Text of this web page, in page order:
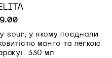
sour, у якому поєднали
манго та легкою
330 мл